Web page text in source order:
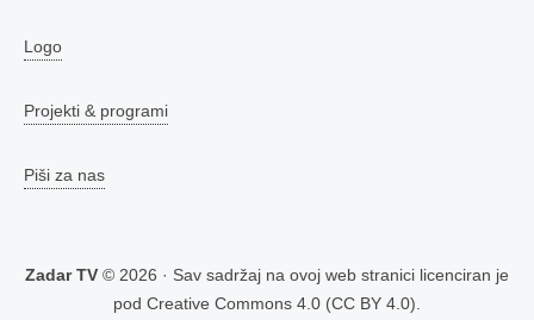
Logo
Projekti & programi
Piši za nas
Zadar TV © 2026 · Sav sadržaj na ovoj web stranici licenciran je
pod Creative Commons 4.0 (CC BY 4.0)